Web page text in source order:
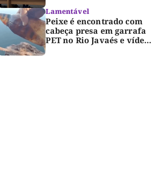
investigação
Lamentável
Peixe é encontrado com
cabeça presa em garrafa
PET no Rio Javaés e vídeo